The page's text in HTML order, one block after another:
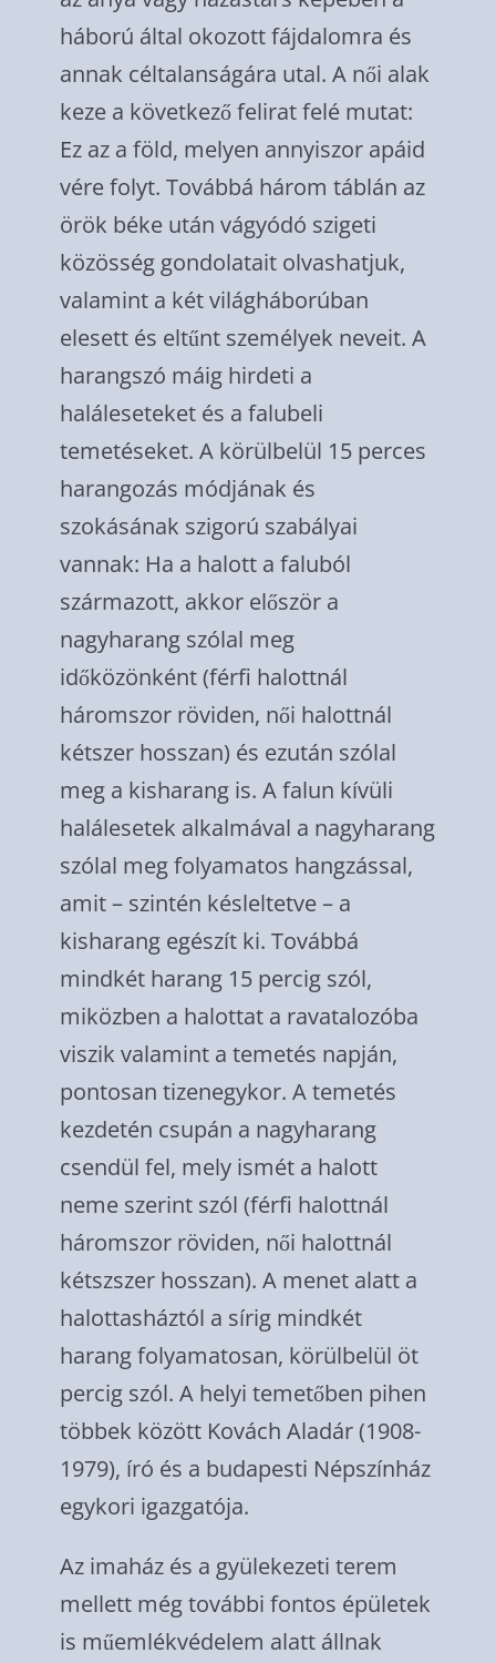
háború által okozott fájdalomra és
annak céltalanságára utal. A női alak
keze a következő felirat felé mutat:
Ez az a föld, melyen annyiszor apáid
vére folyt. Továbbá három táblán az
örök béke után vágyódó szigeti
közösség gondolatait olvashatjuk,
valamint a két világháborúban
elesett és eltűnt személyek neveit. A
harangszó máig hirdeti a
haláleseteket és a falubeli
temetéseket. A körülbelül 15 perces
harangozás módjának és
szokásának szigorú szabályai
vannak: Ha a halott a faluból
származott, akkor először a
nagyharang szólal meg
időközönként (férfi halottnál
háromszor röviden, női halottnál
kétszer hosszan) és ezután szólal
meg a kisharang is. A falun kívüli
halálesetek alkalmával a nagyharang
szólal meg folyamatos hangzással,
amit – szintén késleltetve – a
kisharang egészít ki. Továbbá
mindkét harang 15 percig szól,
miközben a halottat a ravatalozóba
viszik valamint a temetés napján,
pontosan tizenegykor. A temetés
kezdetén csupán a nagyharang
csendül fel, mely ismét a halott
neme szerint szól (férfi halottnál
háromszor röviden, női halottnál
kétszszer hosszan). A menet alatt a
halottasháztól a sírig mindkét
harang folyamatosan, körülbelül öt
percig szól. A helyi temetőben pihen
többek között Kovách Aladár (1908-
1979), író és a budapesti Népszínház
egykori igazgatója.
Az imaház és a gyülekezeti terem
mellett még további fontos épületek
is műemlékvédelem alatt állnak